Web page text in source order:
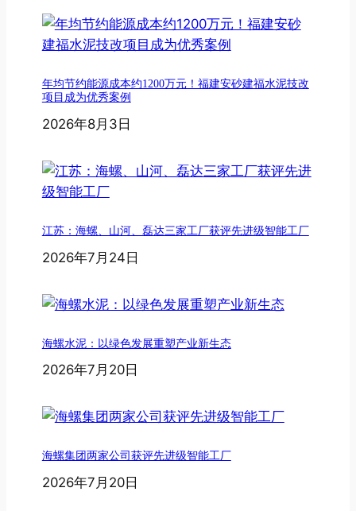
年均节约能源成本约1200万元！福建安砂建福水泥技改
项目成为优秀案例
2026年8月3日
江苏：海螺、山河、磊达三家工厂获评先进级智能工厂
2026年7月24日
海螺水泥：以绿色发展重塑产业新生态
2026年7月20日
海螺集团两家公司获评先进级智能工厂
2026年7月20日